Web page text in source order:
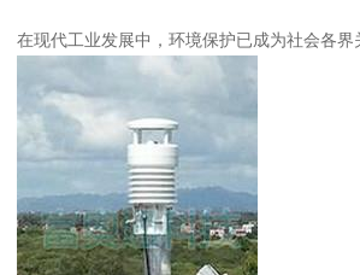
在现代工业发展中，环境保护已成为社会各界